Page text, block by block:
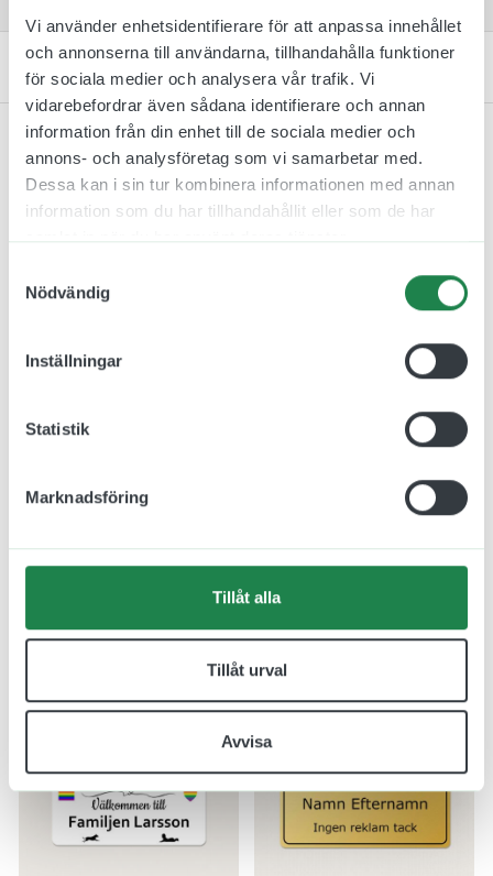
Vi använder enhetsidentifierare för att anpassa innehållet
och annonserna till användarna, tillhandahålla funktioner
för sociala medier och analysera vår trafik. Vi
vidarebefordrar även sådana identifierare och annan
information från din enhet till de sociala medier och
annons- och analysföretag som vi samarbetar med.
Dessa kan i sin tur kombinera informationen med annan
information som du har tillhandahållit eller som de har
Nödvändig
Inställningar
Statistik
Marknadsföring
Tillåt alla
Tillåt urval
Avvisa
Relaterade produkter
x 53 mm
Inkl. moms
Designa skylt